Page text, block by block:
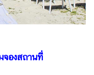
จองสถานที่